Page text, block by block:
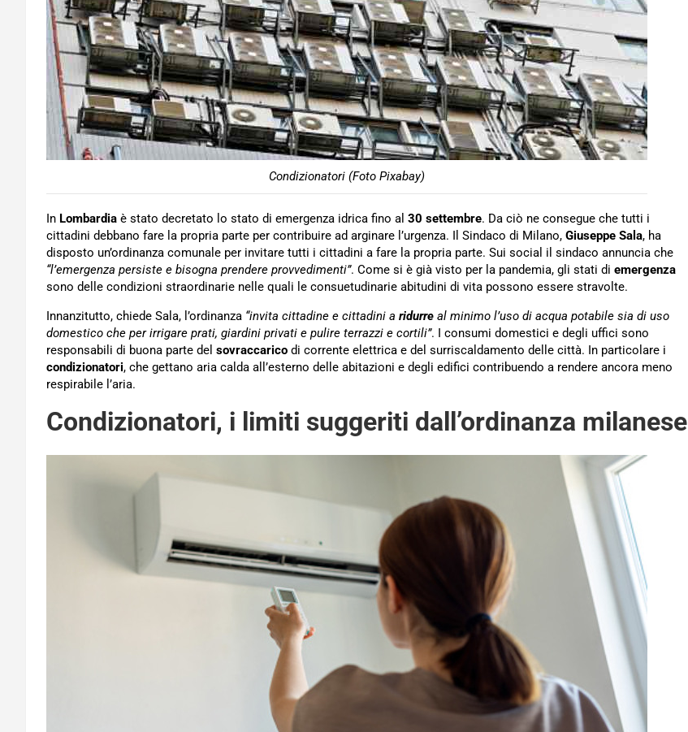
Condizionatori (Foto Pixabay)
In Lombardia è stato decretato lo stato di emergenza idrica fino al 30 settembre. Da ciò ne consegue che tutti i
cittadini debbano fare la propria parte per contribuire ad arginare l’urgenza. Il Sindaco di Milano, Giuseppe Sala, ha
disposto un’ordinanza comunale per invitare tutti i cittadini a fare la propria parte. Sui social il sindaco annuncia che
“l’emergenza persiste e bisogna prendere provvedimenti”. Come si è già visto per la pandemia, gli stati di emergenza
sono delle condizioni straordinarie nelle quali le consuetudinarie abitudini di vita possono essere stravolte.
Innanzitutto, chiede Sala, l’ordinanza “invita cittadine e cittadini a ridurre al minimo l’uso di acqua potabile sia di uso
domestico che per irrigare prati, giardini privati e pulire terrazzi e cortili”. I consumi domestici e degli uffici sono
responsabili di buona parte del sovraccarico di corrente elettrica e del surriscaldamento delle città. In particolare i
condizionatori, che gettano aria calda all’esterno delle abitazioni e degli edifici contribuendo a rendere ancora meno
respirabile l’aria.
Condizionatori, i limiti suggeriti dall’ordinanza milanese